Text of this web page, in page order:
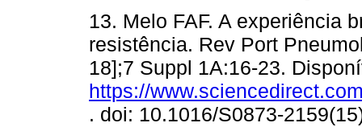
13. Melo FAF. A experiência
resistência. Rev Port
18];7 Suppl 1A:16-23.
https://
. doi: 10.1016/S0873-